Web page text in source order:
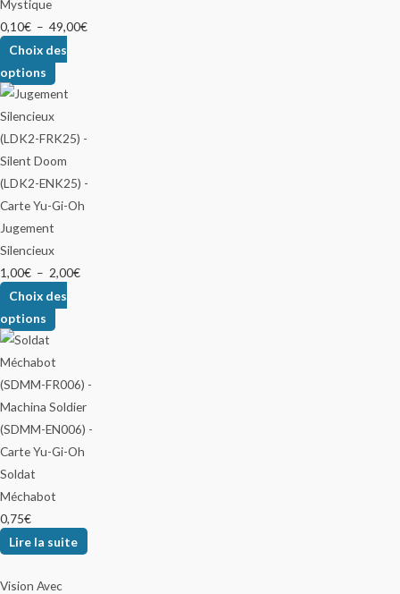
Mystique
0,10€ – 49,00€
Choix des
options
Jugement
Silencieux
1,00€ – 2,00€
Choix des
options
Soldat
Méchabot
0,75€
Lire la suite
Vision Avec